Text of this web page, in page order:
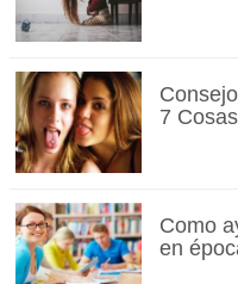
7
Como
en